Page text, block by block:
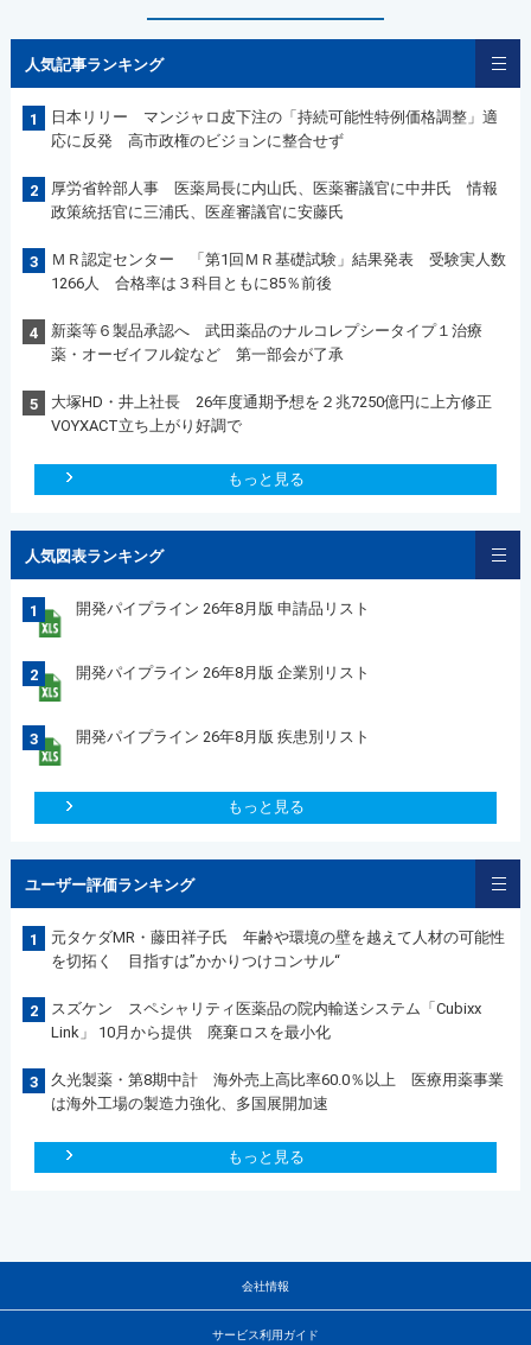
人気記事ランキング
1
日本リリー マンジャロ皮下注の「持続可能性特例価格調整」適
応に反発 高市政権のビジョンに整合せず
2
厚労省幹部人事 医薬局長に内山氏、医薬審議官に中井氏 情報
政策統括官に三浦氏、医産審議官に安藤氏
3
ＭＲ認定センター 「第1回ＭＲ基礎試験」結果発表 受験実人数
1266人 合格率は３科目ともに85％前後
4
新薬等６製品承認へ 武田薬品のナルコレプシータイプ１治療
薬・オーゼイフル錠など 第一部会が了承
5
大塚HD・井上社長 26年度通期予想を２兆7250億円に上方修正
VOYXACT立ち上がり好調で
もっと見る
人気図表ランキング
1 開発パイプライン 26年8月版 申請品リスト
2 開発パイプライン 26年8月版 企業別リスト
3 開発パイプライン 26年8月版 疾患別リスト
もっと見る
ユーザー評価ランキング
1
元タケダMR・藤田祥子氏 年齢や環境の壁を越えて人材の可能性
を切拓く 目指すは”かかりつけコンサル“
2
スズケン スペシャリティ医薬品の院内輸送システム「Cubixx
Link」 10月から提供 廃棄ロスを最小化
3
久光製薬・第8期中計 海外売上高比率60.0％以上 医療用薬事業
は海外工場の製造力強化、多国展開加速
もっと見る
会社情報
サービス利用ガイド